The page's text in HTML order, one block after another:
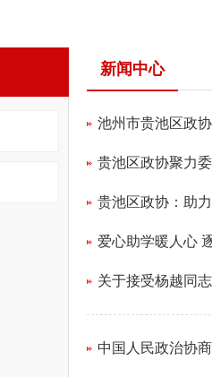
新闻中心
池州市贵池区政
贵池区政协聚力
贵池区政协：助
爱心助学暖人心
关于接受杨越同
中国人民政治协